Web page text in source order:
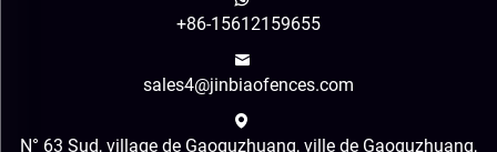
+86-15612159655
sales4@jinbiaofences.com
N° 63 Sud, village de Gaoguzhuang, ville de Gaoguzhuang,